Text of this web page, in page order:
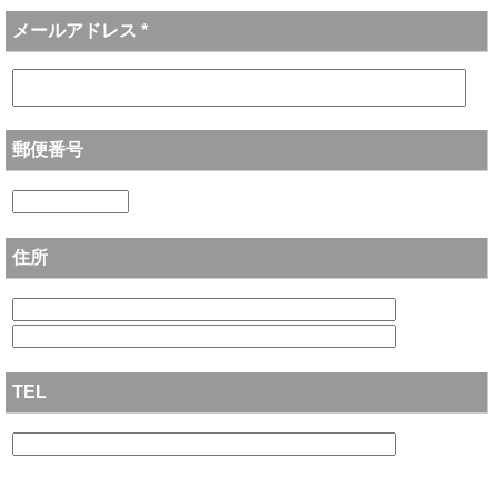
メールアドレス *
郵便番号
住所
TEL